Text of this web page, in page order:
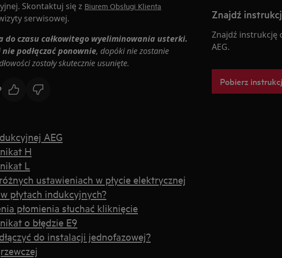
Skontaktuj się z Biurem Obsługi Klienta
serwisowej.
do czasu całkowitego wyeliminowania usterki.
nie podłączać ponownie, dopóki nie zostanie
zostały skutecznie usunięte.
AEG
H
L
ustawieniach w płycie elektrycznej
płytach indukcyjnych?
płomienia słuchać kliknięcie
o błędzie E9
do instalacji jednofazowej?
Znajdź
Znajdź instrukcję
AEG.
Pobierz